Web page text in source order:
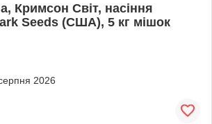
Кримсон Світ, насіння
Seeds (США), 5 кг мішок
2026